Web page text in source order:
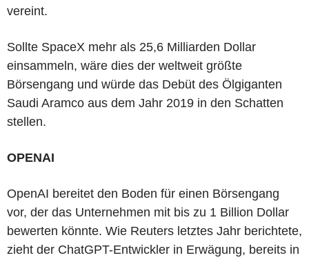
vereint.
Sollte SpaceX mehr als 25,6 Milliarden Dollar
einsammeln, wäre dies der weltweit größte
Börsengang und würde das Debüt des Ölgiganten
Saudi Aramco aus dem Jahr 2019 in den Schatten
stellen.
OPENAI
OpenAI bereitet den Boden für einen Börsengang
vor, der das Unternehmen mit bis zu 1 Billion Dollar
bewerten könnte. Wie Reuters letztes Jahr berichtete,
zieht der ChatGPT-Entwickler in Erwägung, bereits in